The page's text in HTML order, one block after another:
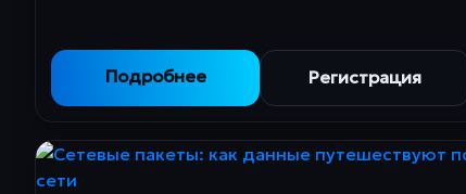
Подробнее Регистрация